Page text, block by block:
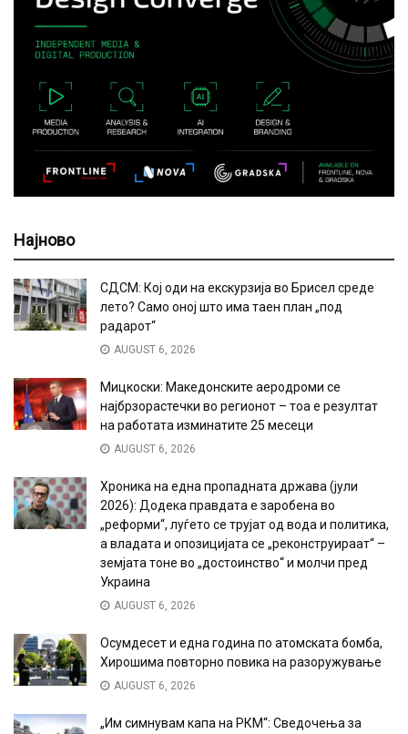
Најново
СДСМ: Кој оди на екскурзија во Брисел среде
лето? Само оној што има таен план „под
радарот“
AUGUST 6, 2026
Мицкоски: Македонските аеродроми се
најбрзорастечки во регионот – тоа е резултат
на работата изминатите 25 месеци
AUGUST 6, 2026
Хроника на една пропадната држава (јули
2026): Додека правдата е заробена во
„реформи“, луѓето се трујат од вода и политика,
а владата и опозицијата се „реконструираат“ –
земјата тоне во „достоинство“ и молчи пред
Украина
AUGUST 6, 2026
Осумдесет и една година по атомската бомба,
Хирошима повторно повика на разоружување
AUGUST 6, 2026
„Им симнувам капа на РКМ“: Сведочења за